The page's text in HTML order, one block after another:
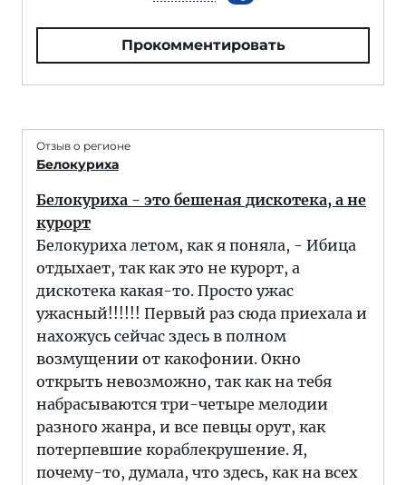
Прокомментировать
Отзыв о регионе
Белокуриха
Белокуриха - это бешеная дискотека, а не
курорт
Белокуриха летом, как я поняла, - Ибица
отдыхает, так как это не курорт, а
дискотека какая-то. Просто ужас
ужасный!!!!!! Первый раз сюда приехала и
нахожусь сейчас здесь в полном
возмущении от какофонии. Окно
открыть невозможно, так как на тебя
набрасываются три-четыре мелодии
разного жанра, и все певцы орут, как
потерпевшие кораблекрушение. Я,
почему-то, думала, что здесь, как на всех